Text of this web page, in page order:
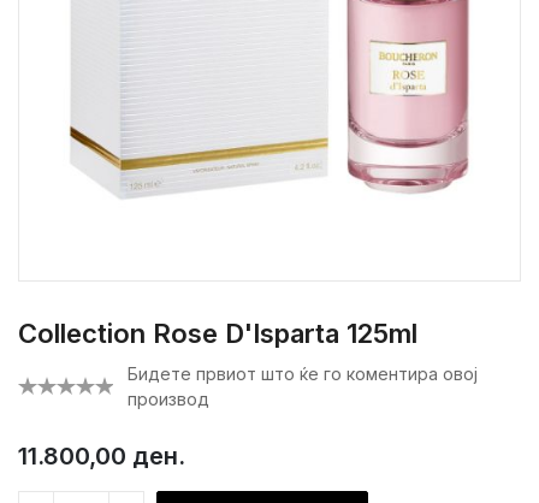
Collection Rose D'Isparta 125ml
Бидете првиот што ќе го коментира овој
производ
11.800,00 ден.